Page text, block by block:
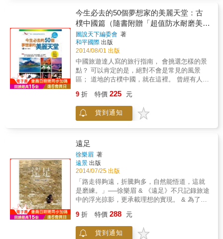
各景點開放時間，是前往南絲路旅遊隨身必備
指南。對於短期內無法出遊的讀者，透過本書
可獲知相關的歷史故事；計畫出發前往旅遊的
讀者，從中可以獲得實用旅遊資訊；已經在旅
行路上或是遊歷過南絲路的讀者，對照本書的
內容，將會對南絲路有更深一層認識。
資女的發財夢，跟著維族人逛大巴扎市集！ &
鬧水災的旅館浴室、神出鬼沒的纏人維族司
機， 大意誤入黑店咖啡廳、慘遭公交車丟包路
旁， 一路上冒險犯難、相互扶持、化險為夷，
三個旅伴從酒肉朋友晉升「患難之交」的絕妙
奇幻旅程！ & 本書特色 & 去絲路也是買東西、
吃東西、買東西、吃東西！？ 三個女生勇闖絲
路自助30天，寫給未來的旅伴四號行程全攻
藏私大公開！ 不去可惜──中國2014最新列入
世界文化遺產景點：「絲綢之路」
壯志之外，大多沒讀過半點關於西藏的書，或
只看了「騎行攻略懶人包」，如此每年五萬個
二十來歲的年輕人空空來又空空地走，要人如
何相信五十年後，漢、藏兩族岐異會降低，不
再對立、不再有自焚事件？ & 一百年前，一百
年後，歷史上許多紛紛擾擾，從未改變西藏收
起雙臂並背對外人的事實，這難道這不是我們
這些人外來者的責任嗎？ & 作者花了三個多月
時間，從雲南昆明開始，一路騎單車到西藏與
尼泊爾的邊界，全程跋涉超過三千公里。由於
上旅途中朋友的協助，突破約十幾個關卡才得
以到達拉薩，過程驚險不在話下。 & 這段路程
也許別人已走過，但作者叛逆地不想隨眾前
達過的祕境，並帶著獨特的觀點與視野經歷每
一段路途發生的大小事，誠實地表達出西藏之
行的感受，對旅行的意義做出了最深刻的思
考。對西藏、對單車旅行有興趣的人，相信都
能透過本書獲得極大的鼓舞與啟發。
今生必去的50個夢想家的美麗天堂：古
樸中國篇（隨書附贈「超值防水耐磨美觀
行李貼」）
圖說天下編委會 著
和平國際 出版
2014/08/01 出版
中國旅遊達人寫的旅行指南， 會挑選怎樣的景
點？ 可以肯定的是，絕對不會是常見的風景
區； 道地的古樸中國，就在這裡。 曾經有人
旅行的地方」， 的確，少了語言隔閡，對於自
助旅行新手而言， 無疑能更加安心地展開旅
程。 本書作者群「圖說天下編委會」曾為北京
人，出發前請務必參考本書。 這 50 個景點各
有特色，例如： 適合情人同遊的「私奔地
圖」，挑選了喀納斯等風光如畫的天堂； 適合
單獨前往探索的「療傷地圖」，有亞丁等純樸
靜謐的地方； 富有神祕氣息的「探祕地圖」，
則推薦神農架等極低度開發的山林； 仍保持古
城風采的「懷古地圖」，有崖洲、思茅等古蹟
可探訪； 以美食著稱的「美食地圖」，則有大
理等平民美食天堂。 別樹一格的分類方式、簡
自助旅遊規劃。 本書特色 【景點獨特不流俗】
9 折 特價 225 元
貨到通知
遠足
徐樂眉 著
遠景 出版
2014/07/25 出版
「路走得夠遠，折騰夠多，自然能悟道，這就
是磨練。」──徐樂眉 & 《遠足》不只記錄旅途
中的浮光掠影，更承載理想的實現。 & 為了赴
前的光鮮亮麗，毅然投身北京學術界進修，重
拾學生身分。其間，本欲到雲南拍戲而啟程，
路途中推卻了戲約，旅行卻未停止，「讀萬卷
9 折 特價 288 元
貨到通知